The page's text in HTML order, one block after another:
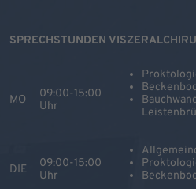
SPRECHSTUNDEN
MO
09:00-15:00
Uhr
DIE
09:00-15:00
Uhr